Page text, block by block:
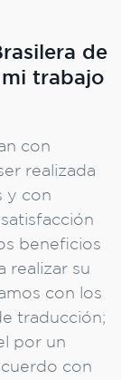
de
mi trabajo
con
realizada
y con
beneficios
realizar su
con los
traducción;
por un
con